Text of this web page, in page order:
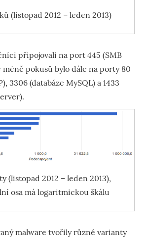
(listopad 2012 – leden 2013)
připojovali na port 445 (SMB
pokusů bylo dále na porty 80
3306 (databáze MySQL) a 1433
(listopad 2012 – leden 2013),
osa má logaritmickou škálu
malware tvořily různé varianty